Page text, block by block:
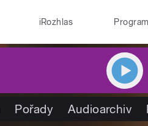
iRozhlas Program
Pořady Audioarchiv